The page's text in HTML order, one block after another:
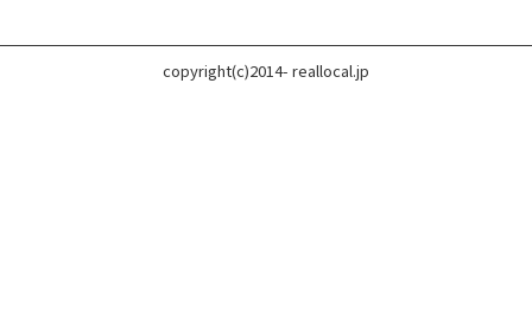
copyright(c)2014- reallocal.jp